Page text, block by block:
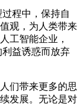
程中，保持自
观，为人类带来
工智能企业，
益诱惑而放弃
们带来更多的思
发展。无论是对